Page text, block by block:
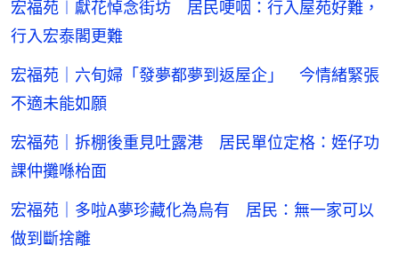
宏福苑︱獻花悼念街坊 居民哽咽：行入屋苑好難，
行入宏泰閣更難
宏福苑｜六旬婦「發夢都夢到返屋企」 今情緒緊張
不適未能如願
宏福苑｜拆棚後重見吐露港 居民單位定格：姪仔功
課仲攤喺枱面
宏福苑｜多啦A夢珍藏化為烏有 居民：無一家可以
做到斷捨離